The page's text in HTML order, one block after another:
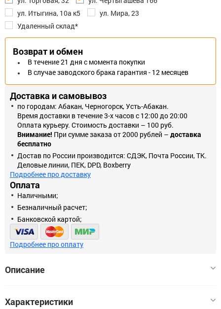
ул. Итыгина, 10а к5
ул. Мира, 23
Удаленный склад*
Возврат и обмен
В течение 21 дня с момента покупки
В случае заводского брака гарантия - 12 месяцев
Доставка и самовывоз
по городам: Абакан, Черногорск, Усть-Абакан.
Время доставки в течение 3-х часов с 12:00 до 20:00
Оплата курьеру. Стоимость доставки – 100 руб.
Внимание! При сумме заказа от 2000 рублей – доставка
бесплатно
Достав по России производится: СДЭК, Почта России, ТК.
Деловые линии, ПЕК, DPD, Boxberry
Подробнее про доставку
Оплата
Наличными;
Безналичный расчет;
Банковской картой;
Подробнее про оплату
Описание
это классическое решение для современных интерьеров. Такая
Характеристики